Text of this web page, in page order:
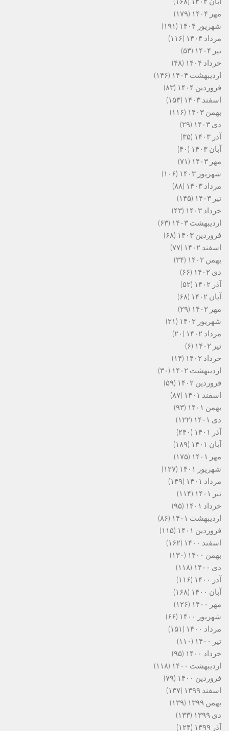
مهر ۱۴۰۴
(۱۷۹)
شهریور ۱۴۰۴
(۱۹۱)
مرداد ۱۴۰۴
(۱۱۶)
تیر ۱۴۰۴
(۵۳)
خرداد ۱۴۰۴
(۴۸)
اردیبهشت ۱۴۰۴
(۱۴۶)
فروردین ۱۴۰۴
(۸۳)
اسفند ۱۴۰۳
(۱۵۳)
بهمن ۱۴۰۳
(۱۱۶)
دی ۱۴۰۳
(۲۹)
آذر ۱۴۰۳
(۳۵)
آبان ۱۴۰۳
(۴۰)
مهر ۱۴۰۳
(۷۱)
شهریور ۱۴۰۳
(۱۰۶)
مرداد ۱۴۰۳
(۸۸)
تیر ۱۴۰۳
(۱۴۵)
خرداد ۱۴۰۳
(۴۳)
اردیبهشت ۱۴۰۳
(۶۳)
فروردین ۱۴۰۳
(۶۸)
اسفند ۱۴۰۲
(۷۷)
بهمن ۱۴۰۲
(۳۴)
دی ۱۴۰۲
(۶۶)
آذر ۱۴۰۲
(۵۲)
آبان ۱۴۰۲
(۶۸)
مهر ۱۴۰۲
(۲۹)
شهریور ۱۴۰۲
(۲۱)
مرداد ۱۴۰۲
(۲۰)
تیر ۱۴۰۲
(۶)
خرداد ۱۴۰۲
(۱۴)
اردیبهشت ۱۴۰۲
(۳۰)
فروردین ۱۴۰۲
(۵۹)
اسفند ۱۴۰۱
(۸۷)
بهمن ۱۴۰۱
(۹۳)
دی ۱۴۰۱
(۱۲۲)
آذر ۱۴۰۱
(۲۴۰)
آبان ۱۴۰۱
(۱۸۹)
مهر ۱۴۰۱
(۱۷۵)
شهریور ۱۴۰۱
(۱۲۷)
مرداد ۱۴۰۱
(۱۴۹)
تیر ۱۴۰۱
(۱۱۴)
خرداد ۱۴۰۱
(۹۵)
اردیبهشت ۱۴۰۱
(۸۶)
فروردین ۱۴۰۱
(۱۱۵)
اسفند ۱۴۰۰
(۱۶۲)
بهمن ۱۴۰۰
(۱۳۰)
دی ۱۴۰۰
(۱۱۸)
آذر ۱۴۰۰
(۱۱۶)
آبان ۱۴۰۰
(۱۶۸)
مهر ۱۴۰۰
(۱۲۶)
شهریور ۱۴۰۰
(۶۶)
مرداد ۱۴۰۰
(۱۵۱)
تیر ۱۴۰۰
(۱۱۰)
خرداد ۱۴۰۰
(۹۵)
اردیبهشت ۱۴۰۰
(۱۱۸)
فروردین ۱۴۰۰
(۷۹)
اسفند ۱۳۹۹
(۱۳۷)
بهمن ۱۳۹۹
(۱۳۹)
دی ۱۳۹۹
(۱۳۳)
آذر ۱۳۹۹
(۱۲۴)